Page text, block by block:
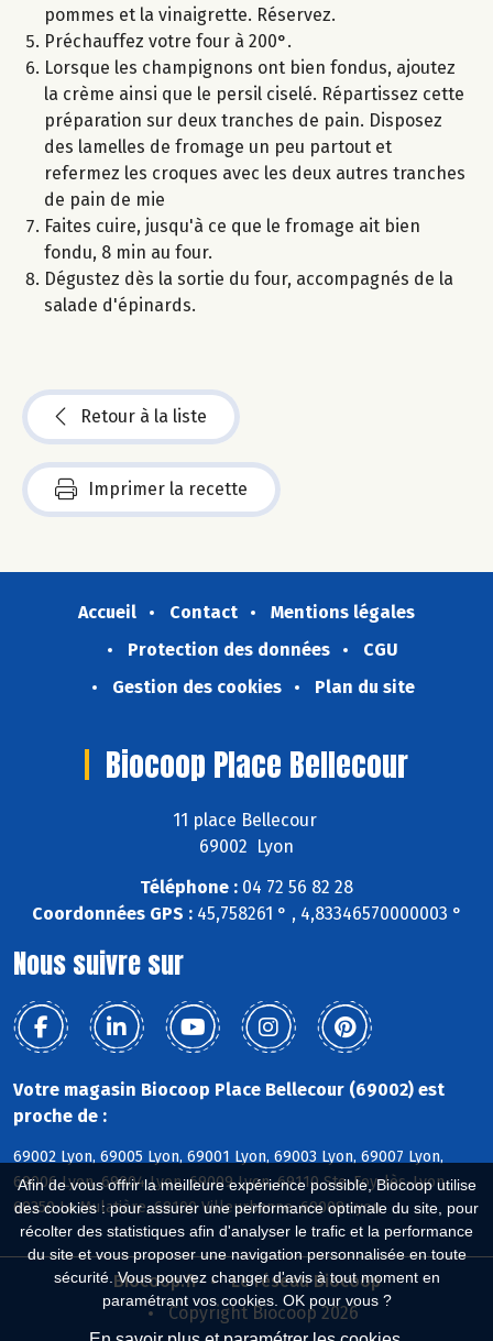
Afin de vous offrir la meilleure expérience possible, Biocoop utilise
des cookies : pour assurer une performance optimale du site, pour
récolter des statistiques afin d'analyser le trafic et la performance
du site et vous proposer une navigation personnalisée en toute
sécurité. Vous pouvez changer d'avis à tout moment en
paramétrant vos cookies. OK pour vous ?
pommes et la vinaigrette. Réservez.
Préchauffez votre four à 200°.
Lorsque les champignons ont bien fondus, ajoutez
la crème ainsi que le persil ciselé. Répartissez cette
préparation sur deux tranches de pain. Disposez
des lamelles de fromage un peu partout et
refermez les croques avec les deux autres tranches
de pain de mie
Faites cuire, jusqu'à ce que le fromage ait bien
fondu, 8 min au four.
Dégustez dès la sortie du four, accompagnés de la
salade d'épinards.
Retour à la liste
Imprimer la recette
Accueil Contact
Mentions légales
Protection des données
CGU
Gestion des cookies
Plan du site
Biocoop Place Bellecour
11 place Bellecour
69002 Lyon
Téléphone : 04 72 56 82 28
Coordonnées GPS :45,758261 ° , 4,83346570000003 °
Nous suivre sur
Votre magasin Biocoop Place Bellecour (69002) est
proche de :
69002 Lyon, 69005 Lyon, 69001 Lyon, 69003 Lyon, 69007 Lyon,
69006 Lyon, 69004 Lyon, 69009 Lyon, 69110 Ste-Foy-lès-Lyon,
69350 La Mulatière, 69100 Villeurbanne, 69008 Lyon
Biocoop.fr
Le réseau Biocoop
Copyright Biocoop 2026